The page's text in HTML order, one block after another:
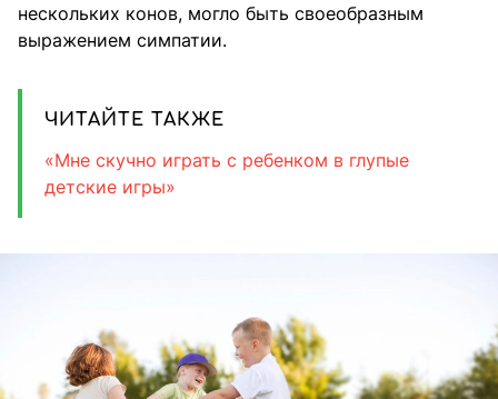
нескольких конов, могло быть своеобразным
выражением симпатии.
ЧИТАЙТЕ ТАКЖЕ
«Мне скучно играть с ребенком в глупые
детские игры»